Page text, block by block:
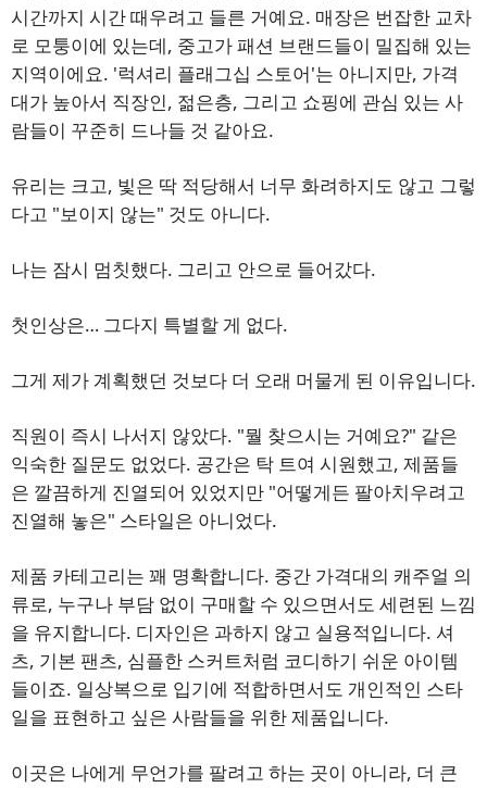
시간까지 시간 때우려고 들른 거예요. 매장은 번잡한 교차
로 모퉁이에 있는데, 중고가 패션 브랜드들이 밀집해 있는
지역이에요. '럭셔리 플래그십 스토어'는 아니지만, 가격
대가 높아서 직장인, 젊은층, 그리고 쇼핑에 관심 있는 사
람들이 꾸준히 드나들 것 같아요.
유리는 크고, 빛은 딱 적당해서 너무 화려하지도 않고 그렇
다고 "보이지 않는" 것도 아니다.
나는 잠시 멈칫했다. 그리고 안으로 들어갔다.
첫인상은… 그다지 특별할 게 없다.
그게 제가 계획했던 것보다 더 오래 머물게 된 이유입니다.
직원이 즉시 나서지 않았다. "뭘 찾으시는 거예요?" 같은
익숙한 질문도 없었다. 공간은 탁 트여 시원했고, 제품들
은 깔끔하게 진열되어 있었지만 "어떻게든 팔아치우려고
진열해 놓은" 스타일은 아니었다.
제품 카테고리는 꽤 명확합니다. 중간 가격대의 캐주얼 의
류로, 누구나 부담 없이 구매할 수 있으면서도 세련된 느낌
을 유지합니다. 디자인은 과하지 않고 실용적입니다. 셔
츠, 기본 팬츠, 심플한 스커트처럼 코디하기 쉬운 아이템
들이죠. 일상복으로 입기에 적합하면서도 개인적인 스타
일을 표현하고 싶은 사람들을 위한 제품입니다.
이곳은 나에게 무언가를 팔려고 하는 곳이 아니라, 더 큰